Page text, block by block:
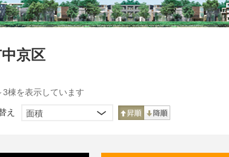
中京区
3棟を表示しています
え 面積